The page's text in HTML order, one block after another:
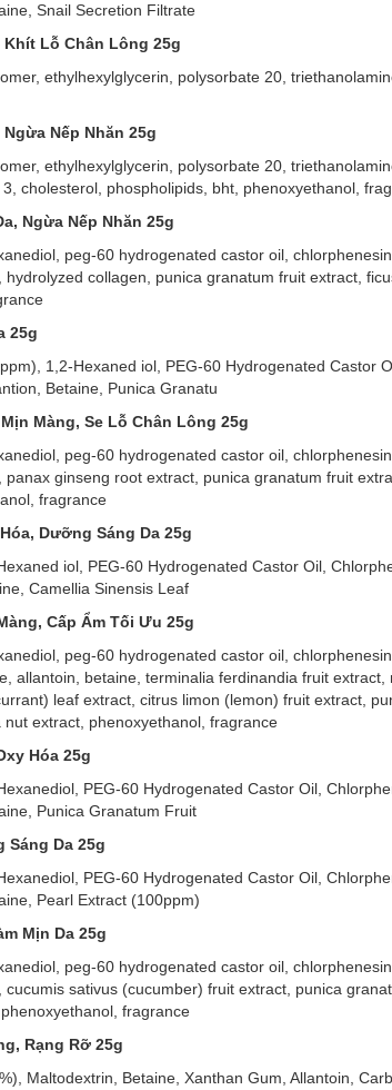
Ẩm Da, Tăng Độ Đàn Hồi 25g
vết sạm nám, làm mờ nếp nhăn vì có khả năng
giúp đẩy nhanh quá trình chữa lành vết
Snail Secretion Filtrate
Khít Lỗ Chân Lông 25g
ethylhexylglycerin, polysorbate 20,
Nếp Nhăn 25g
ethylhexylglycerin, polysorbate 20,
cholesterol, phospholipids, bht, phenoxyethanol,
Ngừa Nếp Nhăn 25g
peg-60 hydrogenated castor oil,
collagen, punica granatum fruit extract,
25g
1,2-Hexaned iol, PEG-60 Hydrogenated Castor
Betaine, Punica Granatu
Màng, Se Lỗ Chân Lông 25g
peg-60 hydrogenated castor oil,
ginseng root extract, punica granatum fruit
fragrance
Dưỡng Sáng Da 25g
iol, PEG-60 Hydrogenated Castor Oil,
Camellia Sinensis Leaf
Cấp Ẩm Tối Ưu 25g
peg-60 hydrogenated castor oil,
allantoin, betaine, terminalia ferdinandia fruit extract,
leaf extract, citrus limon (lemon) fruit extract,
extract, phenoxyethanol, fragrance
Hóa 25g
PEG-60 Hydrogenated Castor Oil,
Punica Granatum Fruit
Sáng Da 25g
PEG-60 Hydrogenated Castor Oil,
Pearl Extract (100ppm)
Mịn Da 25g
peg-60 hydrogenated castor oil,
sativus (cucumber) fruit extract, punica
fragrance
Rạng Rỡ 25g
Maltodextrin, Betaine, Xanthan Gum, Allantoin,